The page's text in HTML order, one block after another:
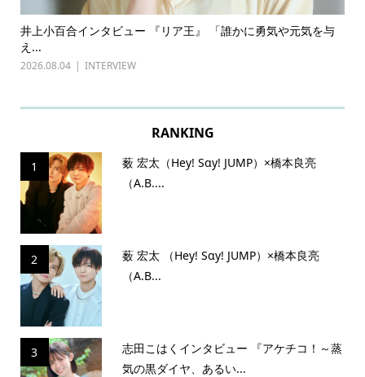
井上小百合インタビュー 『リア王』 「誰かに勇気や元気を与
え...
2026.08.04 INTERVIEW
RANKING
1
薮 宏太（Hey! Sɑy! JUMP）×橋本良亮
（A.B....
2
薮 宏太 （Hey! Sɑy! JUMP）×橋本良亮
（A.B...
3
志田こはくインタビュー 『アケチコ！～蒸
気の黒ダイヤ、あるい...